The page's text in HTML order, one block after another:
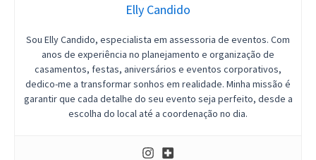
Elly Candido
Sou Elly Candido, especialista em assessoria de eventos. Com
anos de experiência no planejamento e organização de
casamentos, festas, aniversários e eventos corporativos,
dedico-me a transformar sonhos em realidade. Minha missão é
garantir que cada detalhe do seu evento seja perfeito, desde a
escolha do local até a coordenação no dia.